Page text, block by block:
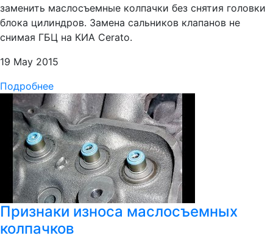
заменить маслосъемные колпачки без снятия головки
блока цилиндров. Замена сальников клапанов не
снимая ГБЦ на КИА Cerato.
19 May 2015
Подробнее
Признаки износа маслосъемных
колпачков